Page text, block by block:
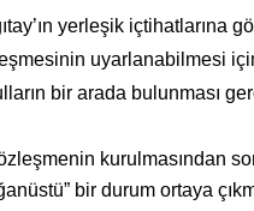
yerleşik içtihatlarına
uyarlanabilmesi
bir arada bulunması
kurulmasından
bir durum ortaya